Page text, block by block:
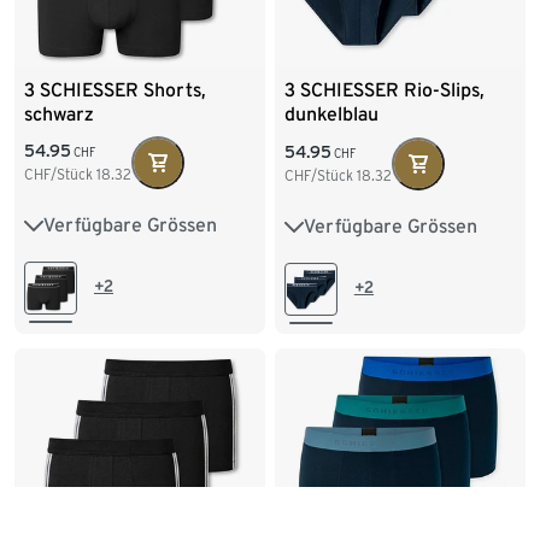
3 SCHIESSER Shorts,
schwarz
54.95 CHF
CHF/Stück 18.32
Verfügbare Grössen
S/4 M/5 L/6
XL/7 XXL/8
+2
3 SCHIESSER Rio-Slips,
dunkelblau
54.95 CHF
CHF/Stück 18.32
Verfügbare Grössen
M/5 L/6 XL/7
XXL/8 +2